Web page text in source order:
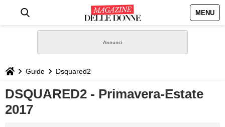
MENU
STILE
BIOGRAFIE
Guide Dsquared2
DSQUARED2 - Primavera-Estate
2017